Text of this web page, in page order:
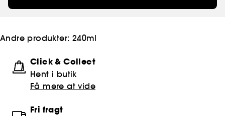
Andre produkter: 240ml
Click & Collect
Hent i butik
Få mere at vide
Fri fragt